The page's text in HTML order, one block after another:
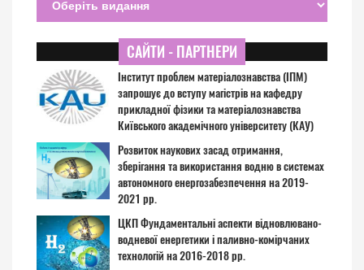
САЙТИ - ПАРТНЕРИ
Інститут проблем матеріалознавства (ІПМ)
запрошує до вступу магістрів на кафедру
прикладної фізики та матеріалознавства
Київського академічного університету (КАУ)
Розвиток наукових засад отримання,
зберігання та використання водню в системах
автономного енергозабезпечення на 2019-
2021 рр.
ЦКП Фундаментальні аспекти відновлювано-
водневої енергетики і паливно-комірчаних
технологій на 2016-2018 рр.